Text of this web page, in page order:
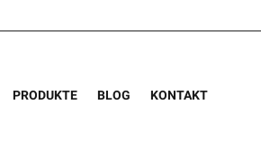
PRODUKTE BLOG KONTAKT